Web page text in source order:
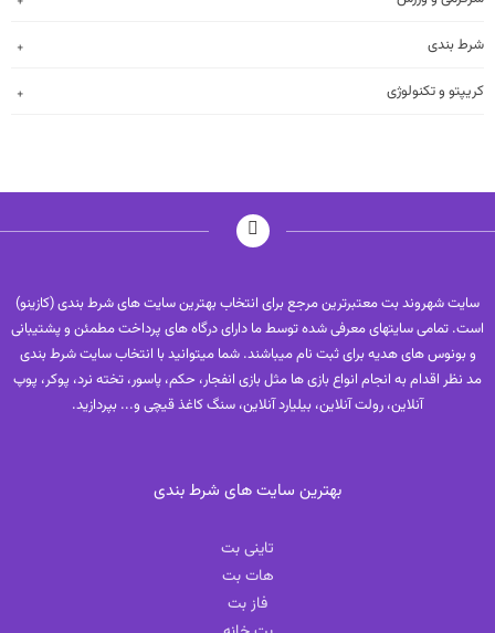
شرط بندی
کریپتو و تکنولوژی
سایت شهروند بت معتبرترین مرجع برای انتخاب بهترین سایت های شرط بندی (کازینو)
است. تمامی سایتهای معرفی شده توسط ما دارای درگاه های پرداخت مطمئن و پشتیبانی
و بونوس های هدیه برای ثبت نام میباشند. شما میتوانید با انتخاب سایت شرط بندی
مد نظر اقدام به انجام انواع بازی ها مثل بازی انفجار، حکم، پاسور، تخته نرد، پوکر، پوپ
آنلاین، رولت آنلاین، بیلیارد آنلاین، سنگ کاغذ قیچی و... بپردازید.
بهترین سایت های شرط بندی
تاینی بت
هات بت
فاز بت